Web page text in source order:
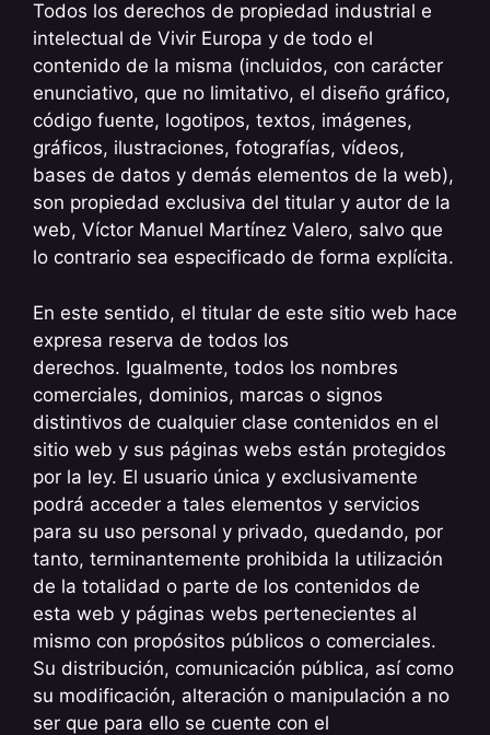
Todos los derechos de propiedad industrial e
intelectual de Vivir Europa y de todo el
contenido de la misma (incluidos, con carácter
enunciativo, que no limitativo, el diseño gráfico,
código fuente, logotipos, textos, imágenes,
gráficos, ilustraciones, fotografías, vídeos,
bases de datos y demás elementos de la web),
son propiedad exclusiva del titular y autor de la
web, Víctor Manuel Martínez Valero, salvo que
lo contrario sea especificado de forma explícita.
En este sentido, el titular de este sitio web hace
expresa reserva de todos los
derechos. Igualmente, todos los nombres
comerciales, dominios, marcas o signos
distintivos de cualquier clase contenidos en el
sitio web y sus páginas webs están protegidos
por la ley. El usuario única y exclusivamente
podrá acceder a tales elementos y servicios
para su uso personal y privado, quedando, por
tanto, terminantemente prohibida la utilización
de la totalidad o parte de los contenidos de
esta web y páginas webs pertenecientes al
mismo con propósitos públicos o comerciales.
Su distribución, comunicación pública, así como
su modificación, alteración o manipulación a no
ser que para ello se cuente con el